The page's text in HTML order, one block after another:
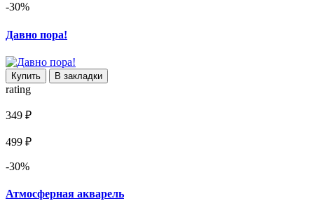
-30%
Давно пора!
Купить В закладки
rating
349 ₽
499 ₽
-30%
Атмосферная акварель